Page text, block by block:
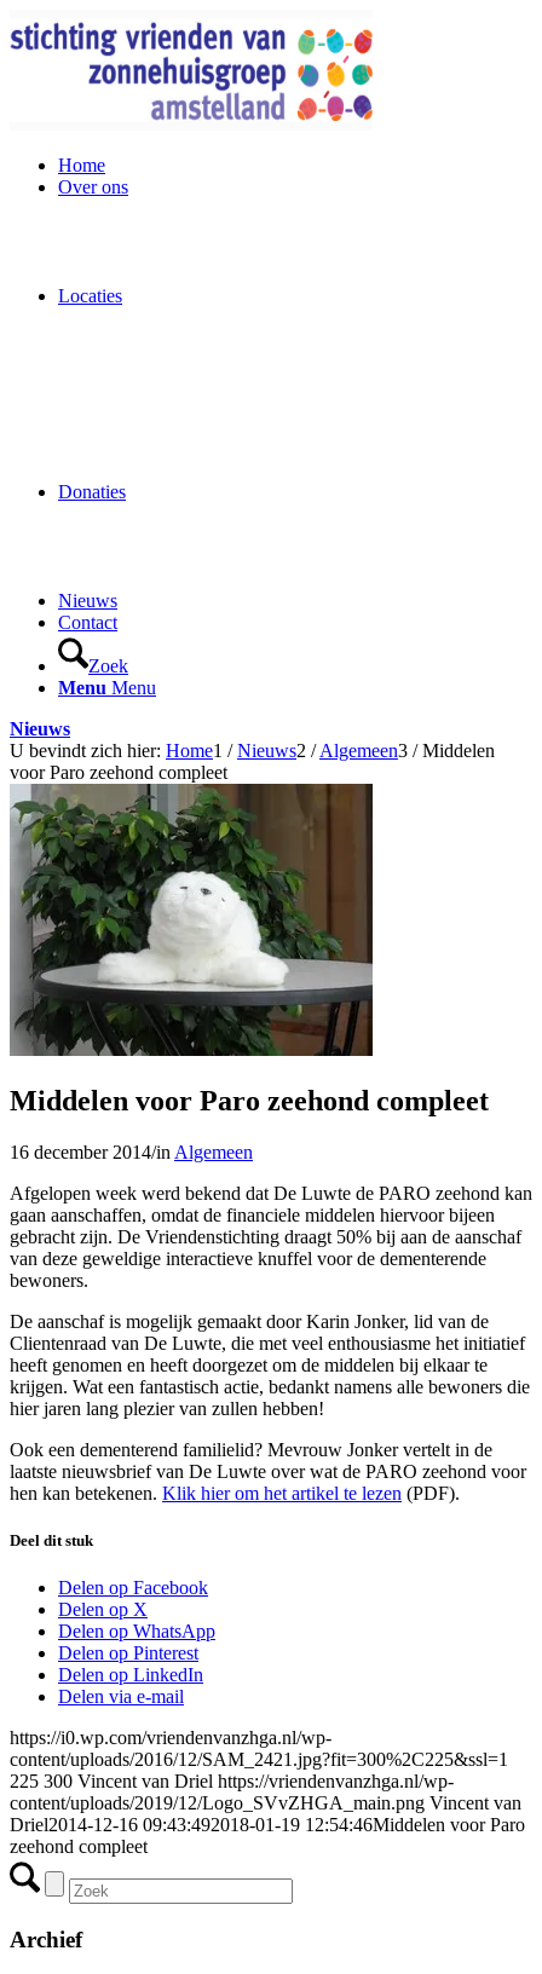
Home
Over ons
Locaties
Donaties
Nieuws
Contact
Zoek
Menu Menu
Nieuws
U bevindt zich hier: Home1 / Nieuws2 / Algemeen3 / Middelen
voor Paro zeehond compleet
Middelen voor Paro zeehond compleet
16 december 2014/in Algemeen
Afgelopen week werd bekend dat De Luwte de PARO zeehond kan
gaan aanschaffen, omdat de financiele middelen hiervoor bijeen
gebracht zijn. De Vriendenstichting draagt 50% bij aan de aanschaf
van deze geweldige interactieve knuffel voor de dementerende
bewoners.
De aanschaf is mogelijk gemaakt door Karin Jonker, lid van de
Clientenraad van De Luwte, die met veel enthousiasme het initiatief
heeft genomen en heeft doorgezet om de middelen bij elkaar te
krijgen. Wat een fantastisch actie, bedankt namens alle bewoners die
hier jaren lang plezier van zullen hebben!
Ook een dementerend familielid? Mevrouw Jonker vertelt in de
laatste nieuwsbrief van De Luwte over wat de PARO zeehond voor
hen kan betekenen. Klik hier om het artikel te lezen (PDF).
Deel dit stuk
Delen op Facebook
Delen op X
Delen op WhatsApp
Delen op Pinterest
Delen op LinkedIn
Delen via e-mail
https://i0.wp.com/vriendenvanzhga.nl/wp-
content/uploads/2016/12/SAM_2421.jpg?fit=300%2C225&ssl=1
225 300 Vincent van Driel https://vriendenvanzhga.nl/wp-
content/uploads/2019/12/Logo_SVvZHGA_main.png Vincent van
Driel2014-12-16 09:43:492018-01-19 12:54:46Middelen voor Paro
zeehond compleet
Archief